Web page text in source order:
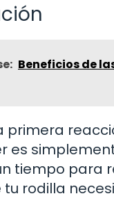
Beneficios de
primera
es
tiempo para
rodilla